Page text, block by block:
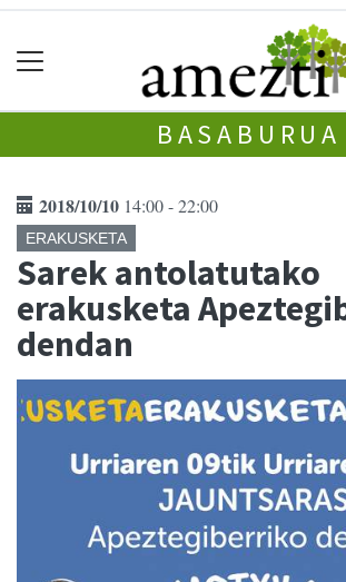
BASABURUA
2018/10/10 14:00 - 22:00
ERAKUSKETA
Sarek antolatutako
erakusketa
dendan